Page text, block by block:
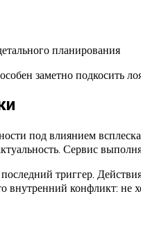
планирования
заметно подкосить
под влиянием
Сервис
триггер.
внутренний конфликт: